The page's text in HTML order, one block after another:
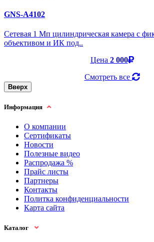
GNS-A4102
Cетевая 1 Мп цилиндрическая камера с
объективом и ИК под..
Цена 2 000
Смотреть все
Вверх
Информация
О компании
Сертификаты
Новости
Полезные видео
Распродажа %
Прайс листы
Партнеры
Контакты
Политка конфиденциальности
Карта сайта
Каталог